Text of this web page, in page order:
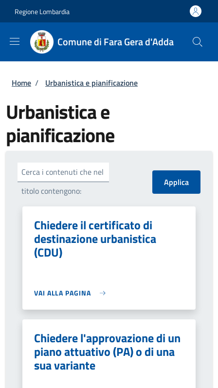
Regione Lombardia
Comune di Fara Gera d'Adda
Briciole di pane
Home / Urbanistica e pianificazione
Urbanistica e
pianificazione
Cerca i contenuti che nel
titolo contengono:
Chiedere il certificato di
destinazione urbanistica
(CDU)
VAI ALLA PAGINA
Chiedere l'approvazione di un
piano attuativo (PA) o di una
sua variante